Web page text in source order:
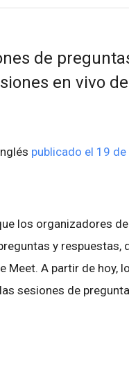
de
en vivo
publicado el 19
los organizadores
y respuestas,
Meet. A partir de hoy,
sesiones de